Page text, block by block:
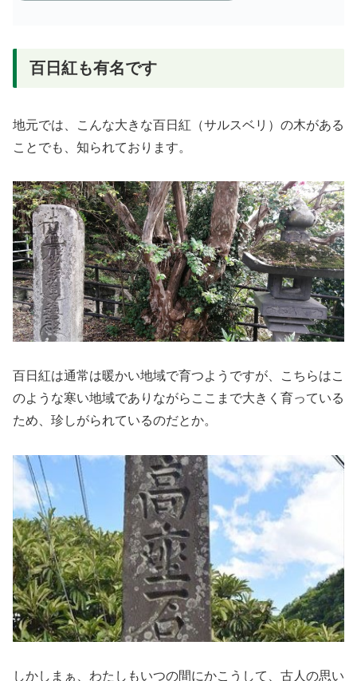
百日紅も有名です
地元では、こんな大きな百日紅（サルスベリ）の木がある
ことでも、知られております。
百日紅は通常は暖かい地域で育つようですが、こちらはこ
のような寒い地域でありながらここまで大きく育っている
ため、珍しがられているのだとか。
しかしまぁ、わたしもいつの間にかこうして、古人の思い